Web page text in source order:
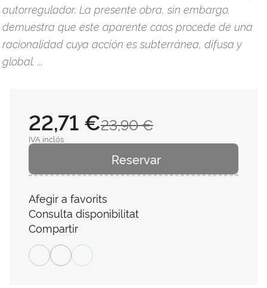
autorregulador. La presente obra, sin embargo,
demuestra que este aparente caos procede de una
racionalidad cuya acción es subterránea, difusa y
global. ...
23,90 €
22,71 €
IVA inclós
Reservar
Afegir a favorits
Consulta disponibilitat
Compartir